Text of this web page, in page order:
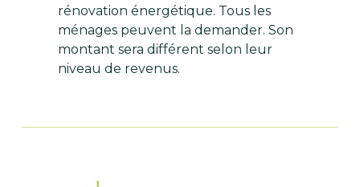
rénovation énergétique. Tous les
ménages peuvent la demander. Son
montant sera différent selon leur
niveau de revenus.